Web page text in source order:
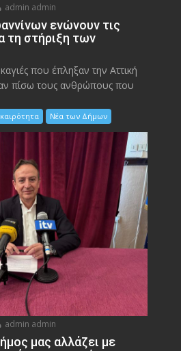
admin admin
ενώνουν τις
τη στήριξη των
που έπληξαν την Αττική
πίσω τους ανθρώπους που
Νέα των Δήμων
admin admin
μας αλλάζει με